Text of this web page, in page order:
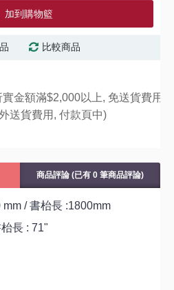
加到購物籃
比較商品
金額滿$2,000以上, 免送貨費用,
送貨費用, 付款頁中)
商品評論 (已有 0 筆商品評論)
/ 書枱長 :1800mm
長 : 71"